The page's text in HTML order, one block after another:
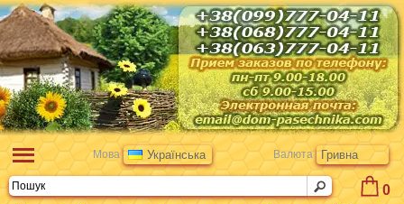
0
Мова Українська Валюта Гривна